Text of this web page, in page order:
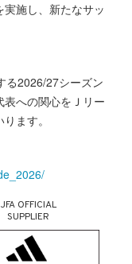
施し、新たなサッ
る2026/27シーズン
への関心をＪリー
ます。
JFA OFFICIAL
SUPPLIER